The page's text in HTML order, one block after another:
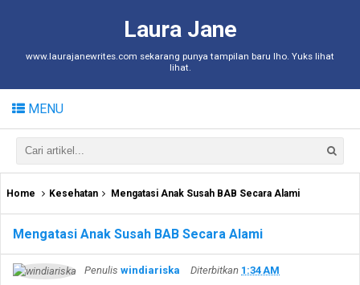
Laura Jane
www.laurajanewrites.com sekarang punya tampilan baru lho. Yuks lihat
lihat.
MENU
Home Kesehatan Mengatasi Anak Susah BAB Secara Alami
Mengatasi Anak Susah BAB Secara Alami
Penulis windiariska Diterbitkan 1:34 AM